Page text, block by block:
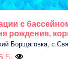
с
рождения,
Борщаговка,
54